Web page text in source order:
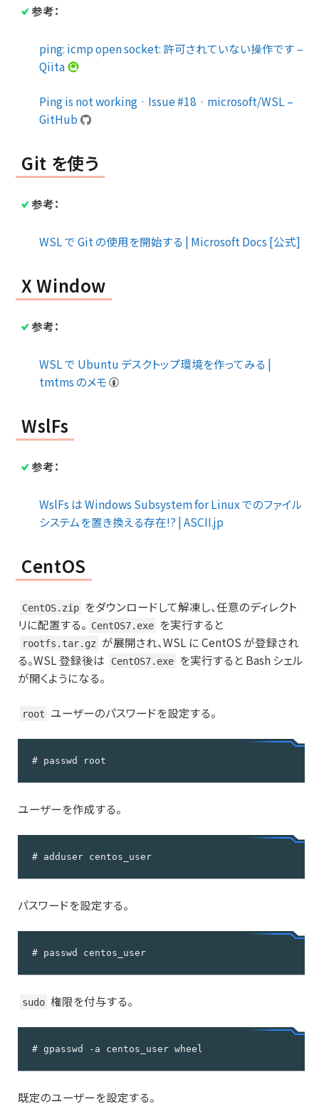
参考：
ping: icmp open socket: 許可されていない操作です –
Qiita
Ping is not working · Issue #18 · microsoft/WSL –
GitHub
Git を使う
参考：
WSL で Git の使用を開始する | Microsoft Docs [公式]
X Window
参考：
WSL で Ubuntu デスクトップ環境を作ってみる |
tmtms のメモ
WslFs
参考：
WslFs は Windows Subsystem for Linux でのファイル
システムを置き換える存在!? | ASCII.jp
CentOS
CentOS.zip
をダウンロードして解凍し、任意のディレクト
リに配置する。 CentOS7.exe を実行すると
rootfs.tar.gz
が展開され、WSL に CentOS が登録され
る。WSL 登録後は
CentOS7.exe
を実行すると Bash シェル
が開くようになる。
root ユーザーのパスワードを設定する。
# passwd root
ユーザーを作成する。
# adduser centos_user
パスワードを設定する。
# passwd centos_user
sudo 権限を付与する。
# gpasswd -a centos_user wheel
既定のユーザーを設定する。